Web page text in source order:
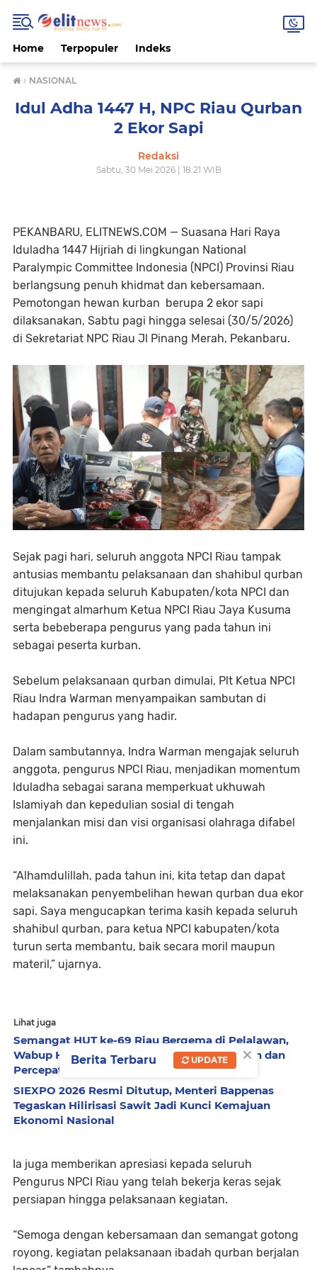
Home Terpopuler Indeks
› NASIONAL
Idul Adha 1447 H, NPC Riau Qurban
2 Ekor Sapi
Redaksi
Sabtu, 30 Mei 2026 | 18:21 WIB
PEKANBARU, ELITNEWS.COM — Suasana Hari Raya
Iduladha 1447 Hijriah di lingkungan National
Paralympic Committee Indonesia (NPCI) Provinsi Riau
berlangsung penuh khidmat dan kebersamaan.
Pemotongan hewan kurban berupa 2 ekor sapi
dilaksanakan, Sabtu pagi hingga selesai (30/5/2026)
di Sekretariat NPC Riau Jl Pinang Merah, Pekanbaru.
Sejak pagi hari, seluruh anggota NPCI Riau tampak
antusias membantu pelaksanaan dan shahibul qurban
ditujukan kepada seluruh Kabupaten/kota NPCI dan
mengingat almarhum Ketua NPCI Riau Jaya Kusuma
serta bebeberapa pengurus yang pada tahun ini
sebagai peserta kurban.
Sebelum pelaksanaan qurban dimulai, Plt Ketua NPCI
Riau Indra Warman menyampaikan sambutan di
hadapan pengurus yang hadir.
Dalam sambutannya, Indra Warman mengajak seluruh
anggota, pengurus NPCI Riau, menjadikan momentum
Iduladha sebagai sarana memperkuat ukhuwah
Islamiyah dan kepedulian sosial di tengah
menjalankan misi dan visi organisasi olahraga difabel
ini.
“Alhamdulillah, pada tahun ini, kita tetap dan dapat
melaksanakan penyembelihan hewan qurban dua ekor
sapi. Saya mengucapkan terima kasih kepada seluruh
shahibul qurban, para ketua NPCI kabupaten/kota
turun serta membantu, baik secara moril maupun
materil,” ujarnya.
Lihat juga
Semangat HUT ke-69 Riau Bergema di Pelalawan,
Wabup Husni Tamrin Ajak Perkuat Persatuan dan
Percepat Pembangunan
SIEXPO 2026 Resmi Ditutup, Menteri Bappenas
Tegaskan Hilirisasi Sawit Jadi Kunci Kemajuan
Ekonomi Nasional
Ia juga memberikan apresiasi kepada seluruh
Pengurus NPCI Riau yang telah bekerja keras sejak
persiapan hingga pelaksanaan kegiatan.
“Semoga dengan kebersamaan dan semangat gotong
royong, kegiatan pelaksanaan ibadah qurban berjalan
×
Berita Terbaru UPDATE